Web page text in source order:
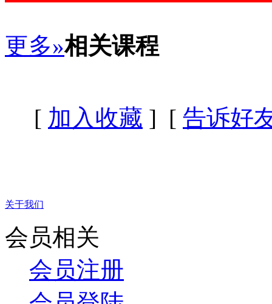
更多»相关课程
[ 加入收藏 ] [ 告诉好
关于我们
会员相关
会员注册